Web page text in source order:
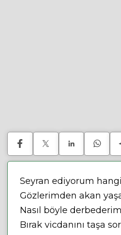
Seyran ediyorum
Gözlerimden akan
Nasıl böyle
Bırak vicdanını taşa